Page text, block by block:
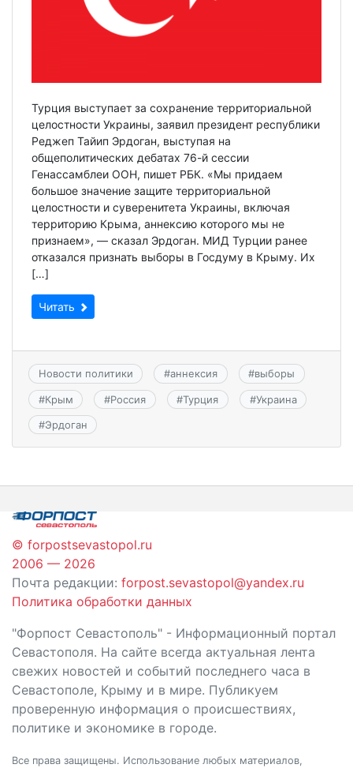
Турция выступает за сохранение территориальной
целостности Украины, заявил президент республики
Реджеп Тайип Эрдоган, выступая на
общеполитических дебатах 76-й сессии
Генассамблеи ООН, пишет РБК. «Мы придаем
большое значение защите территориальной
целостности и суверенитета Украины, включая
территорию Крыма, аннексию которого мы не
признаем», — сказал Эрдоган. МИД Турции ранее
отказался признать выборы в Госдуму в Крыму. Их
[…]
Читать
Новости политики #аннексия #выборы
#Крым #Россия #Турция #Украина
#Эрдоган
© forpostsevastopol.ru
2006 — 2026
Почта редакции: forpost.sevastopol@yandex.ru
Политика обработки данных
"Форпост Севастополь" - Информационный портал
Севастополя. На сайте всегда актуальная лента
свежих новостей и событий последнего часа в
Севастополе, Крыму и в мире. Публикуем
проверенную информация о происшествиях,
политике и экономике в городе.
Все права защищены. Использование любых материалов,